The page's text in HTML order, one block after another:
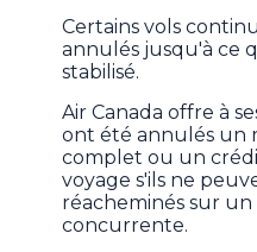
Certains vols
annulés jusqu'à ce
stabilisé.
Air Canada offre à
ont été annulés un
complet ou un
voyage s'ils ne
réacheminés sur
concurrente.